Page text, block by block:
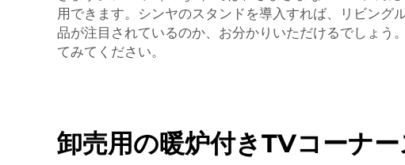
用できます。シンヤのスタンドを導入すれば、リビング
品が注目されているのか、お分かりいただけるでしょう
てみてください。
卸売用の暖炉付きTVコーナ